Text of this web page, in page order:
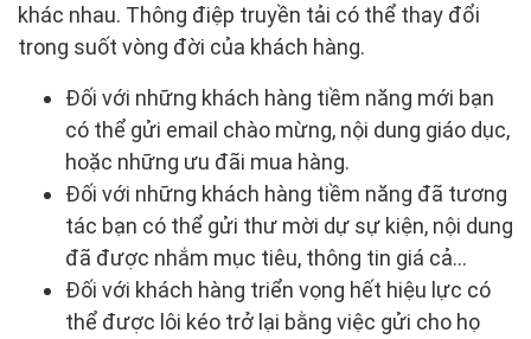
khác nhau. Thông điệp truyền tải có thể thay đổi
trong suốt vòng đời của khách hàng.
Đối với những khách hàng tiềm năng mới bạn
có thể gửi email chào mừng, nội dung giáo dục,
hoặc những ưu đãi mua hàng.
Đối với những khách hàng tiềm năng đã tương
tác bạn có thể gửi thư mời dự sự kiện, nội dung
đã được nhắm mục tiêu, thông tin giá cả…
Đối với khách hàng triển vọng hết hiệu lực có
thể được lôi kéo trở lại bằng việc gửi cho họ